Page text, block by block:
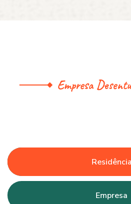
Empresa
Residência
Empresa